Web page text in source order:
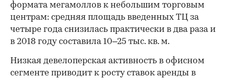
формата мегамоллов к небольшим торговым
центрам: средняя площадь введенных ТЦ за
четыре года снизилась практически в два раза и
в 2018 году составила 10–25 тыс. кв. м.
Низкая девелоперская активность в офисном
сегменте приводит к росту ставок аренды в